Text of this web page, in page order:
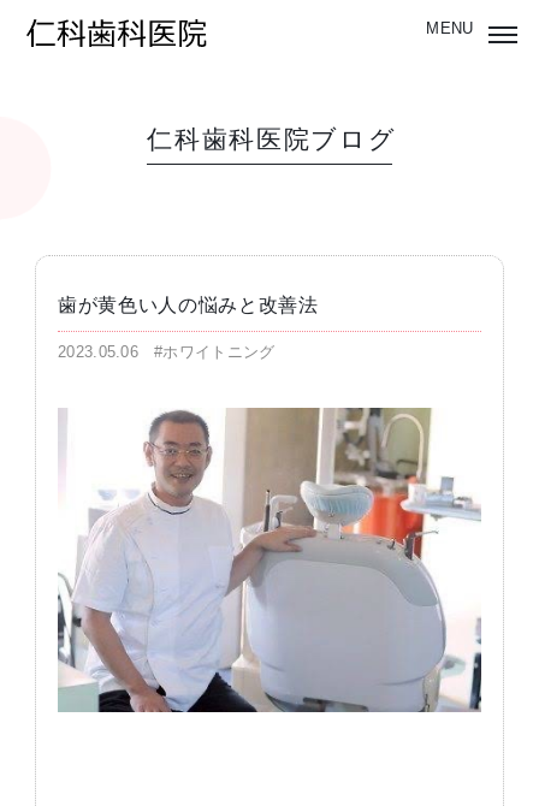
仁科歯科医院ブログ
歯が黄色い人の悩みと改善法
2023.05.06#ホワイトニング